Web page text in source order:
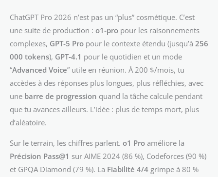
ChatGPT Pro 2026 n’est pas un “plus” cosmétique. C’est
une suite de production : o1‑pro pour les raisonnements
complexes, GPT‑5 Pro pour le contexte étendu (jusqu’à 256
000 tokens), GPT‑4.1 pour le quotidien et un mode
“Advanced Voice” utile en réunion. À 200 $/mois, tu
accèdes à des réponses plus longues, plus réfléchies, avec
une barre de progression quand la tâche calcule pendant
que tu avances ailleurs. L’idée : plus de temps mort, plus
d’aléatoire.
Sur le terrain, les chiffres parlent. o1 Pro améliore la
Précision Pass@1 sur AIME 2024 (86 %), Codeforces (90 %)
et GPQA Diamond (79 %). La Fiabilité 4/4 grimpe à 80 %